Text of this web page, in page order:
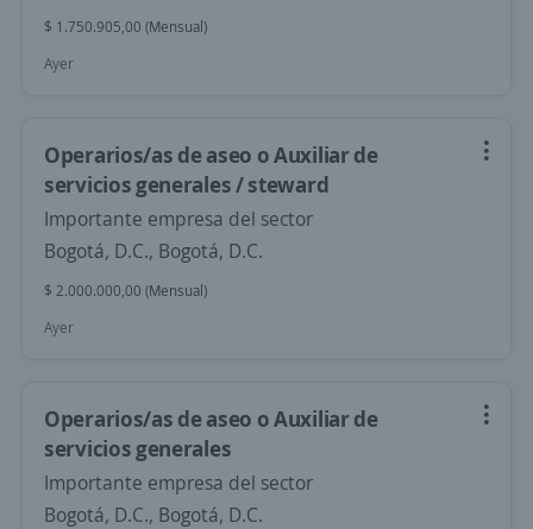
$ 1.750.905,00 (Mensual)
Ayer
Operarios/as de aseo o Auxiliar de
servicios generales / steward
Importante empresa del sector
Bogotá, D.C., Bogotá, D.C.
$ 2.000.000,00 (Mensual)
Ayer
Operarios/as de aseo o Auxiliar de
servicios generales
Importante empresa del sector
Bogotá, D.C., Bogotá, D.C.